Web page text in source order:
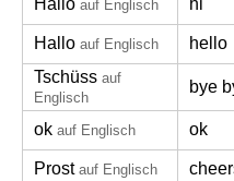
Hallo auf Englisch hi
Hallo auf Englisch
hello
Tschüss auf
Englisch
bye
ok auf Englisch ok
Prost auf Englisch